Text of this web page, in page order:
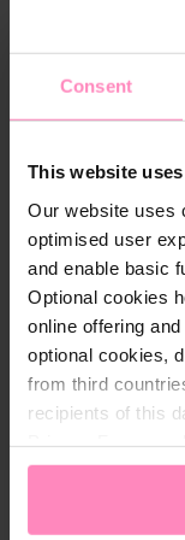
Consent
This website
Our website uses
optimised user
and enable basic
Optional cookies
online offering
optional cookies,
from third
recipients of this
appropriate level
only
access and